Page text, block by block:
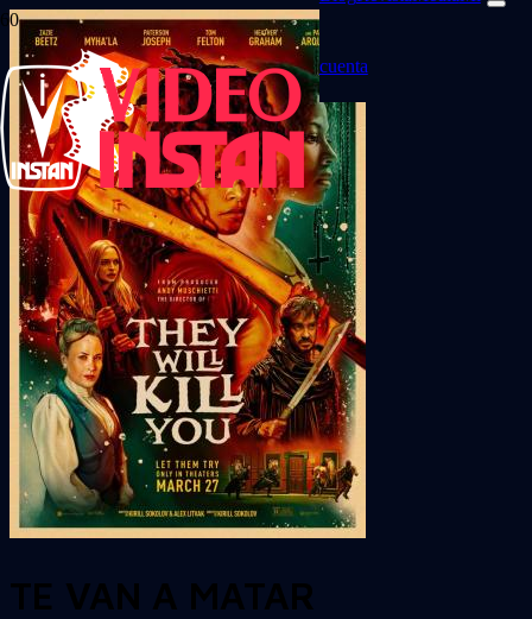
cuenta
TE VAN A MATAR